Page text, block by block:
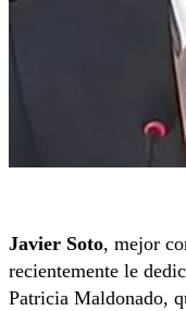
Javier Soto, mejor
recientemente le
Patricia Maldonado,